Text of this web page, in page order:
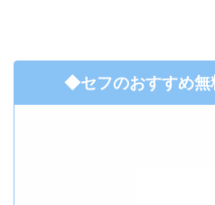
◆セフのおすすめ